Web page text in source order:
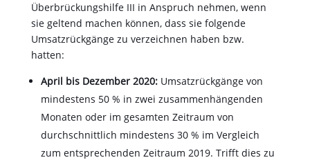
Überbrückungshilfe III in Anspruch nehmen, wenn
sie geltend machen können, dass sie folgende
Umsatzrückgänge zu verzeichnen haben bzw.
hatten:
April bis Dezember 2020: Umsatzrückgänge von
mindestens 50 % in zwei zusammenhängenden
Monaten oder im gesamten Zeitraum von
durchschnittlich mindestens 30 % im Vergleich
zum entsprechenden Zeitraum 2019. Trifft dies zu